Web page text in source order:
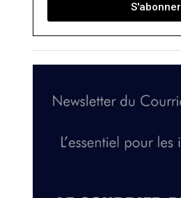
S'abonner